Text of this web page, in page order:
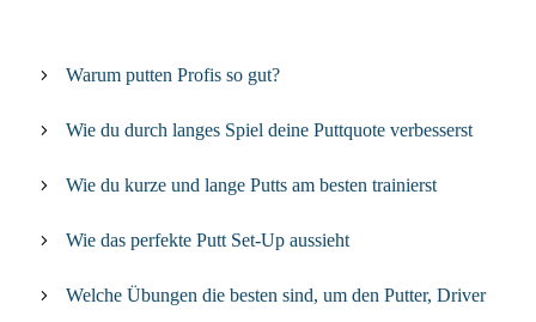
Warum putten Profis so gut?
Wie du durch langes Spiel deine Puttquote verbesserst
Wie du kurze und lange Putts am besten trainierst
Wie das perfekte Putt Set-Up aussieht
Welche Übungen die besten sind, um den Putter, Driver